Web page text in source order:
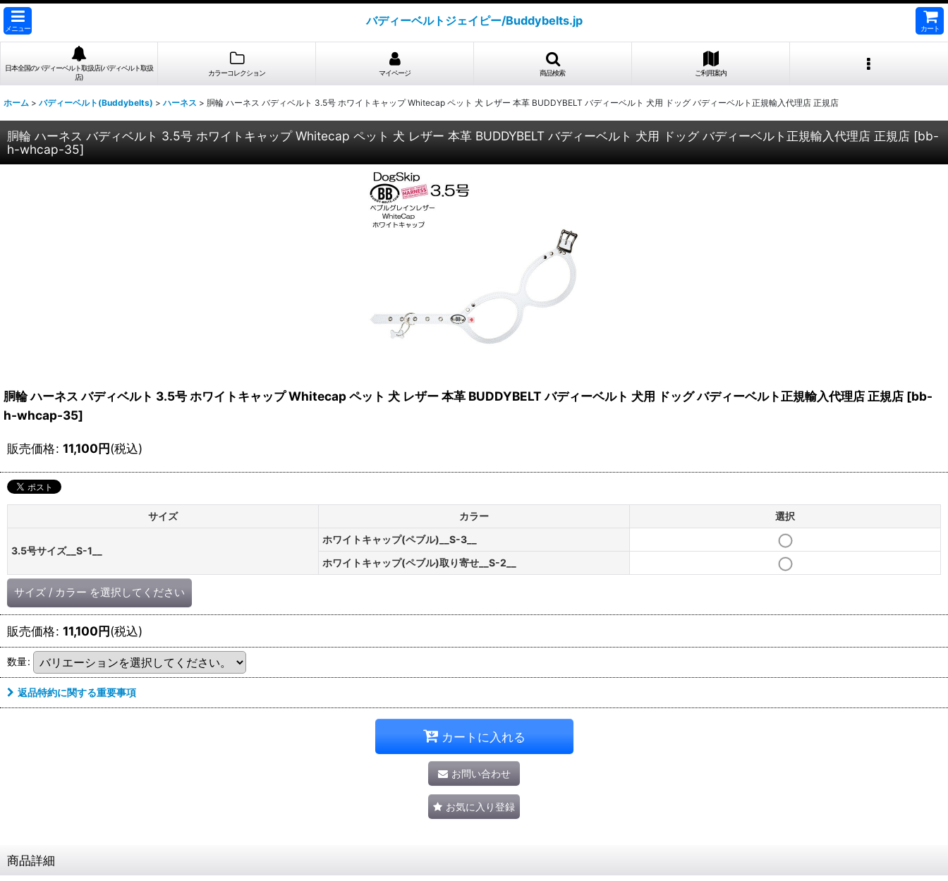
メニュー
バディーベルトジェイピー/Buddybelts.jp
カート
日本全国のバディーベルト取扱店(バディベルト取扱
店)
カラーコレクション マイページ 商品検索 ご利用案内
ホーム > バディーベルト(Buddybelts) > ハーネス > 胴輪 ハーネス バディベルト 3.5号 ホワイトキャップ Whitecap ペット 犬 レザー 本革 BUDDYBELT バディーベルト 犬用 ドッグ バディーベルト正規輸入代理店 正規店
胴輪 ハーネス バディベルト 3.5号 ホワイトキャップ Whitecap ペット 犬 レザー 本革 BUDDYBELT バディーベルト 犬用 ドッグ バディーベルト正規輸入代理店 正規店 [bb-
h-whcap-35]
胴輪 ハーネス バディベルト 3.5号 ホワイトキャップ Whitecap ペット 犬 レザー 本革 BUDDYBELT バディーベルト 犬用 ドッグ バディーベルト正規輸入代理店 正規店 [bb-
h-whcap-35]
販売価格: 11,100円(税込)
サイズ カラー 選択
3.5号サイズ__S-1__
ホワイトキャップ(ペブル)__S-3__
ホワイトキャップ(ペブル)取り寄せ__S-2__
サイズ / カラー を選択してください
販売価格: 11,100円(税込)
数量:
返品特約に関する重要事項
カートに入れる
お問い合わせ
お気に入り登録
商品詳細